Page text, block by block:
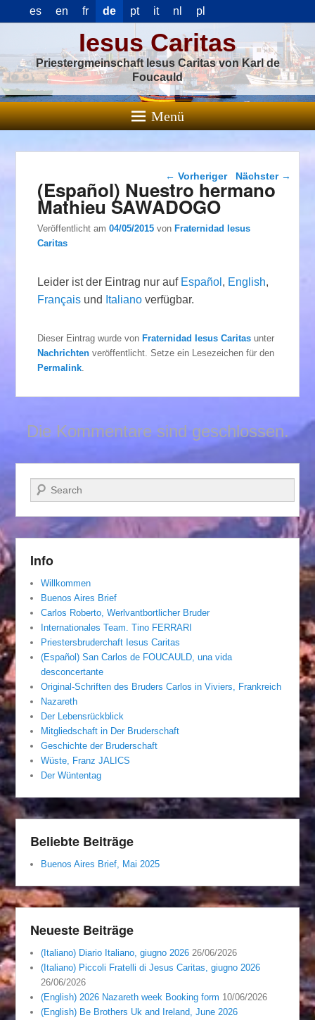
es en fr de pt it nl pl
Iesus Caritas
Priestergmeinschaft Iesus Caritas von Karl de
Foucauld
Menü
Beitragsnavigation
← Vorheriger Nächster →
(Español) Nuestro hermano
Mathieu SAWADOGO
Veröffentlicht am04/05/2015 vonFraternidad Iesus
Caritas
Leider ist der Eintrag nur auf Español , English,
Français und Italiano verfügbar.
Dieser Eintrag wurde vonFraternidad Iesus Caritas unter
Nachrichten veröffentlicht. Setze ein Lesezeichen für den
Permalink
Die Kommentare sind geschlossen.
Suchen
Info
Willkommen
Buenos Aires Brief
Carlos Roberto, Werlvantbortlicher Bruder
Internationales Team. Tino FERRARI
Priestersbruderchaft Iesus Caritas
(Español) San Carlos de FOUCAULD, una vida
desconcertante
Original-Schriften des Bruders Carlos in Viviers, Frankreich
Nazareth
Der Lebensrückblick
Mitgliedschaft in Der Bruderschaft
Geschichte der Bruderschaft
Wüste, Franz JALICS
Der Wüntentag
Beliebte Beiträge
Buenos Aires Brief, Mai 2025
Neueste Beiträge
(Italiano) Diario Italiano, giugno 2026 26/06/2026
(Italiano) Piccoli Fratelli di Jesus Caritas, giugno 2026
26/06/2026
(English) 2026 Nazareth week Booking form 10/06/2026
(English) Be Brothers Uk and Ireland, June 2026